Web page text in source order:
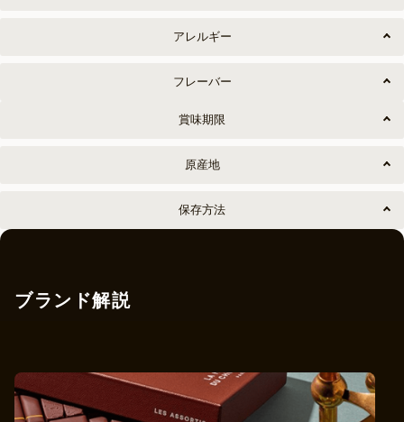
アレルギー
フレーバー
賞味期限
原産地
保存方法
ブランド解説